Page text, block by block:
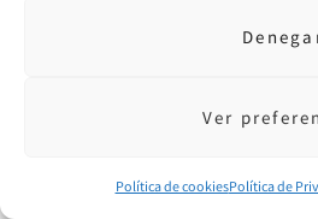
Ver
Política de cookiesPolítica de
Este sitio usa Akismet para reducir el